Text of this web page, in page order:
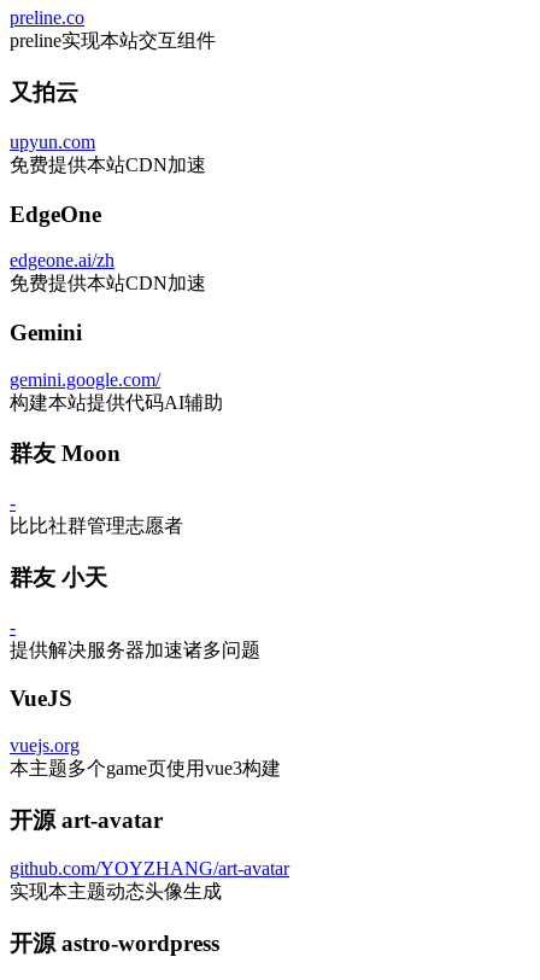
preline.co
preline实现本站交互组件
又拍云
upyun.com
免费提供本站CDN加速
EdgeOne
edgeone.ai/zh
免费提供本站CDN加速
Gemini
gemini.google.com/
构建本站提供代码AI辅助
群友 Moon
-
比比社群管理志愿者
群友 小天
-
提供解决服务器加速诸多问题
VueJS
vuejs.org
本主题多个game页使用vue3构建
开源 art-avatar
github.com/YOYZHANG/art-avatar
实现本主题动态头像生成
开源 astro-wordpress